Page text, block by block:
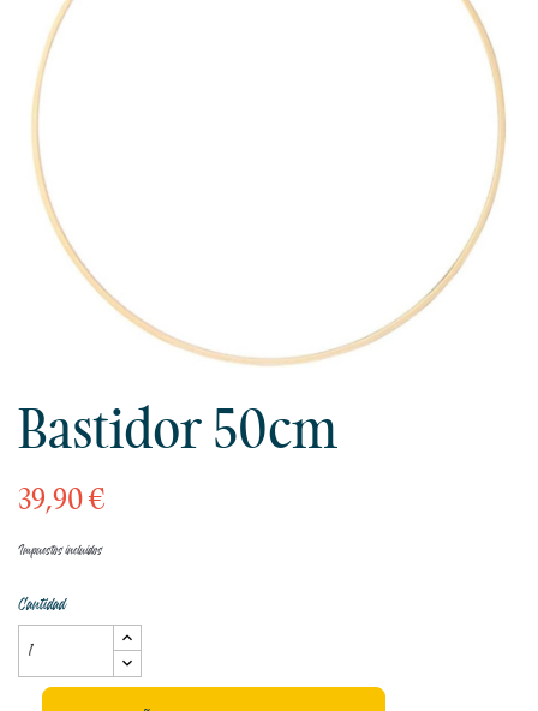
Bastidor 50cm
39,90 €
Impuestos incluidos
Cantidad